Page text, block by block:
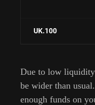
UK.100
Due to low liquidity
be wider than
enough funds on